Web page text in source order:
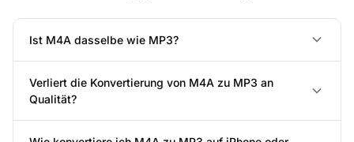
Ist M4A dasselbe wie MP3?
Verliert die Konvertierung von M4A zu MP3 an
Qualität?